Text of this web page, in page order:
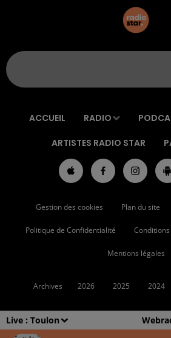
Live : Toulon
ACCUEIL RADIO
ARTISTES RADIO STAR
Gestion des cookies Plan du site
Politique de Confidentialité
Mentions légales
Archives 2026 2025 2024